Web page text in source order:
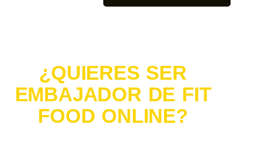
¿QUIERES SER
EMBAJADOR DE FIT
FOOD ONLINE?